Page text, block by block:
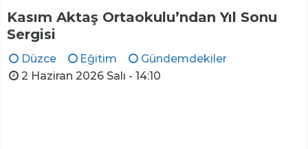
Kasım Aktaş Ortaokulu’ndan Yıl Sonu
Sergisi
Düzce Eğitim
Gündemdekiler
2 Haziran 2026 Salı - 14:10